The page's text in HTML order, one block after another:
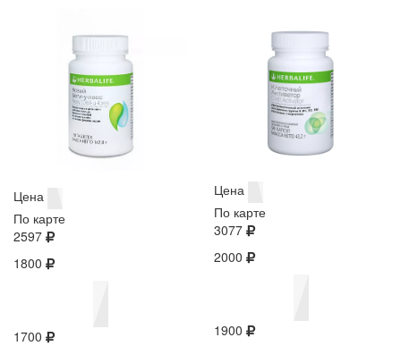
Цена
По карте
2597
1800
1700
Цена
По карте
3077
2000
1900